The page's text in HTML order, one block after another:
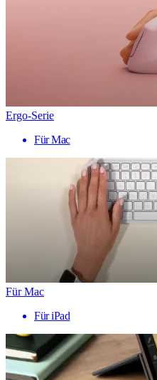
Ergo-Serie
Für Mac
Für Mac
Für iPad